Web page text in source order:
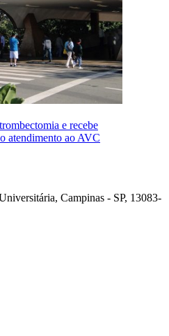
e recebe
atendimento ao AVC
Campinas - SP, 13083-